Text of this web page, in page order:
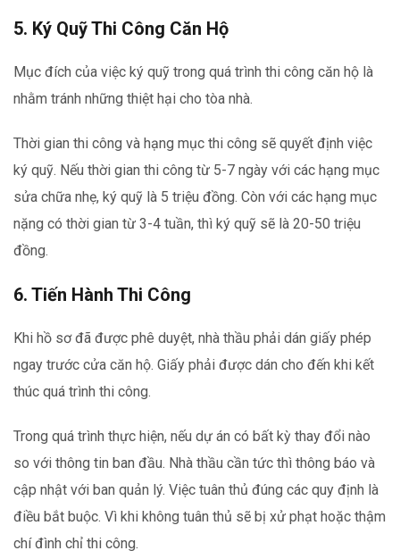
5. Ký Quỹ Thi Công Căn Hộ
Mục đích của việc ký quỹ trong quá trình thi công căn hộ là
nhằm tránh những thiệt hại cho tòa nhà.
Thời gian thi công và hạng mục thi công sẽ quyết định việc
ký quỹ. Nếu thời gian thi công từ 5-7 ngày với các hạng mục
sửa chữa nhẹ, ký quỹ là 5 triệu đồng. Còn với các hạng mục
nặng có thời gian từ 3-4 tuần, thì ký quỹ sẽ là 20-50 triệu
đồng.
6. Tiến Hành Thi Công
Khi hồ sơ đã được phê duyệt, nhà thầu phải dán giấy phép
ngay trước cửa căn hộ. Giấy phải được dán cho đến khi kết
thúc quá trình thi công.
Trong quá trình thực hiện, nếu dự án có bất kỳ thay đổi nào
so với thông tin ban đầu. Nhà thầu cần tức thì thông báo và
cập nhật với ban quản lý. Việc tuân thủ đúng các quy định là
điều bắt buộc. Vì khi không tuân thủ sẽ bị xử phạt hoặc thậm
chí đình chỉ thi công.